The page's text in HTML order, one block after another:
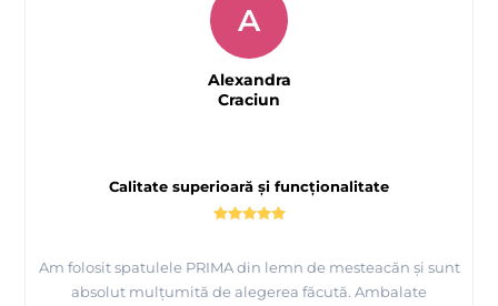
Calitate superioară și funcționalitate
Am folosit spatulele PRIMA din lemn de mesteacăn și sunt
absolut mulțumită de alegerea făcută. Ambalate
A
Alexandra
Craciun